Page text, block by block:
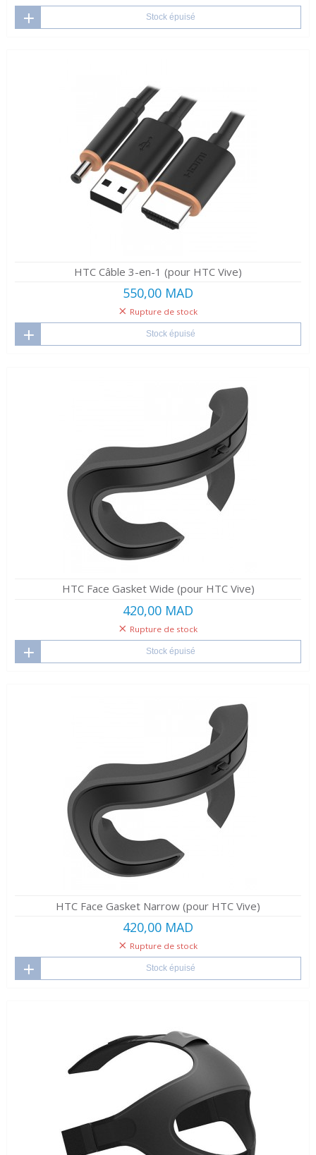
Stock épuisé
HTC Câble 3-en-1 (pour HTC Vive)
550,00 MAD
Rupture de stock
Stock épuisé
HTC Face Gasket Wide (pour HTC Vive)
420,00 MAD
Rupture de stock
Stock épuisé
HTC Face Gasket Narrow (pour HTC Vive)
420,00 MAD
Rupture de stock
Stock épuisé